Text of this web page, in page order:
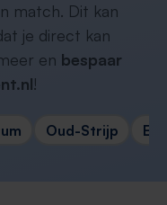
match. Dit kan
je direct kan
en bespaar
!
Oud-Strijp Erp